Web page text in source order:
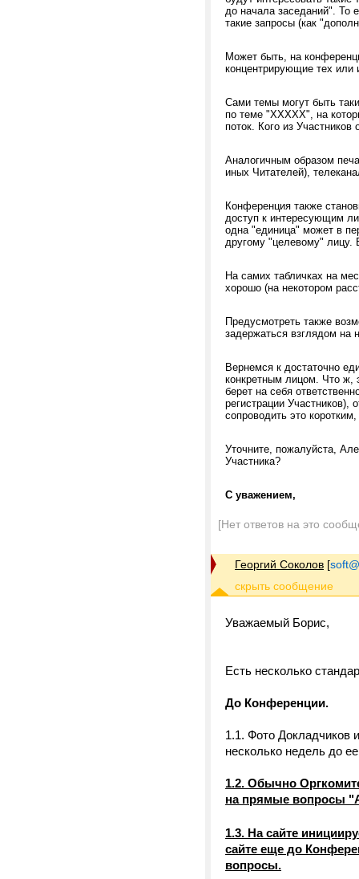
до начала заседаний". То
такие запросы (как
Может быть, на
концентрирующие тех
Сами темы могут быть
по теме "ХХХХХ", на
поток. Кого из
Аналогичным образом
иных Читателей),
Конференция также
доступ к интересующим
одна "единица" может в
другому "целевому" лицу.
На самих табличках на
хорошо (на некотором
Предусмотреть также
задержаться взглядом на
Вернемся к достаточно
конкретным лицом. Что ж,
берет на себя
регистрации Участников),
сопроводить это
Уточните, пожалуйста,
Участника?
С уважением,
[Нет ответов на это
Георгий Соколов [
Уважаемый Борис,
Есть несколько
До Конференции.
1.1. Фото Докладчиков
несколько недель до
1.2. Обычно
на прямые вопросы "А
1.3. На сайте
сайте еще до
вопросы.